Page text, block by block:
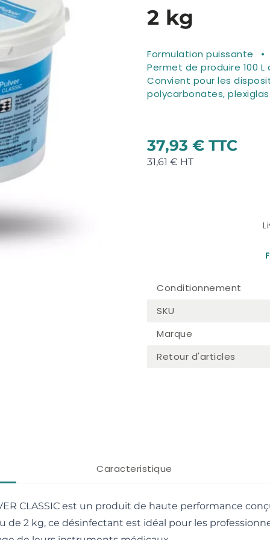
2 kg
Formulation puissante
Permet de produire 100 L
Convient pour les
polycarbonates,
37,93 €
31,61 €
Conditionnement
SKU
Marque
Retour d'articles
Caracteristique
CLASSIC est un produit de haute performance
de 2 kg, ce désinfectant est idéal pour les